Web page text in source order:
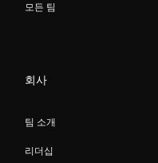
모든 팀
회사
팀 소개
리더십